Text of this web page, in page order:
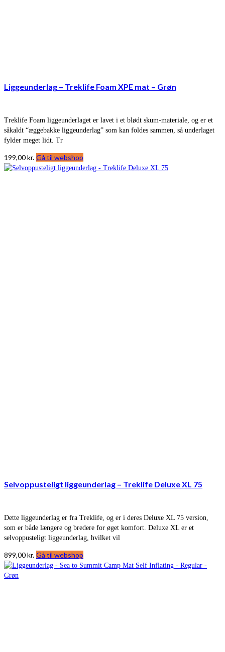
Liggeunderlag – Treklife Foam XPE mat – Grøn
Treklife Foam liggeunderlaget er lavet i et blødt skum-materiale, og er et
såkaldt “æggebakke liggeunderlag” som kan foldes sammen, så underlaget
fylder meget lidt. Tr
199,00kr. Gå til webshop
Selvoppusteligt liggeunderlag – Treklife Deluxe XL 75
Dette liggeunderlag er fra Treklife, og er i deres Deluxe XL 75 version,
som er både længere og bredere for øget komfort. Deluxe XL er et
selvoppusteligt liggeunderlag, hvilket vil
899,00kr. Gå til webshop